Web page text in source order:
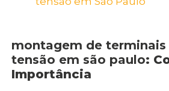
montagem de terminais
tensão em são paulo:
Importância